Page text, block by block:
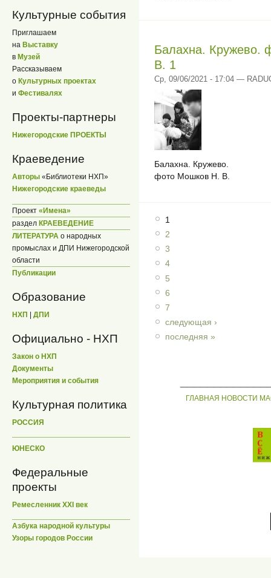
Культурные события
Приглашаем
на Выставку
в Музей
Рассказываем
о Культурных проектах
и Фестивалях
Проекты-партнеры
Нижегородские ПРОЕКТЫ
Краеведение
Авторы «Библиотеки НХП»
Нижегородские краеведы
Проект «Имена»
раздел КРАЕВЕДЕНИЕ
ЛИТЕРАТУРА о народных
промыслах и ДПИ Нижегородской
области
Публикации
Образование
НХП | ДПИ
Официально - НХП
Закон о НХП
Документы
Мероприятия и события
Культурная политика
РОССИЯ
ЮНЕСКО
Федеральные
проекты
Ремесленник XXI век
Азбука народной культуры
Узоры городов России
Балахна. Кружево.
В. 1
Ср, 09/06/2021 - 17:04 —
Балахна. Кружево.
фото Мошков Н. В.
1
2
3
4
5
6
7
следующая ›
последняя »
ГЛАВНАЯ НОВОСТИ